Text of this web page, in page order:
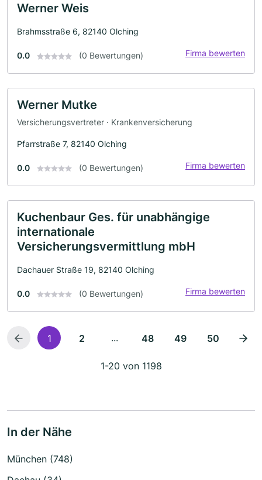
Werner Weis
Brahmsstraße 6, 82140 Olching
0.0 (0 Bewertungen) Firma bewerten
Werner Mutke
Versicherungsvertreter · Krankenversicherung
Pfarrstraße 7, 82140 Olching
0.0 (0 Bewertungen) Firma bewerten
Kuchenbaur Ges. für unabhängige
internationale
Versicherungsvermittlung mbH
Dachauer Straße 19, 82140 Olching
0.0 (0 Bewertungen) Firma bewerten
1 2 ... 48 49 50
1-20 von 1198
In der Nähe
München (748)